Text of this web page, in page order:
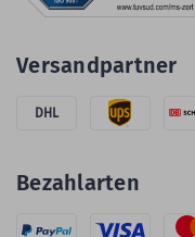
Versandpartner
DHL
Bezahlarten